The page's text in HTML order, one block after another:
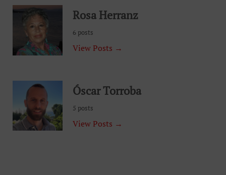
Rosa Herranz
6 posts
View Posts →
Óscar Torroba
5 posts
View Posts →